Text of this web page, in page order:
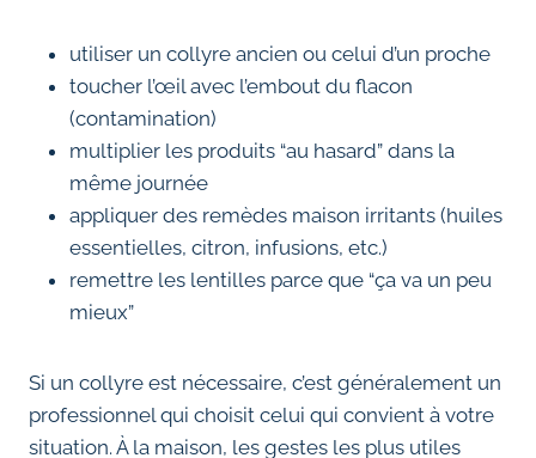
utiliser un collyre ancien ou celui d’un proche
toucher l’œil avec l’embout du flacon
(contamination)
multiplier les produits “au hasard” dans la
même journée
appliquer des remèdes maison irritants (huiles
essentielles, citron, infusions, etc.)
remettre les lentilles parce que “ça va un peu
mieux”
Si un collyre est nécessaire, c’est généralement un
professionnel qui choisit celui qui convient à votre
situation. À la maison, les gestes les plus utiles